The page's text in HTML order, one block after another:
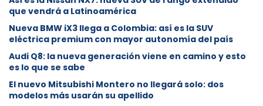
que vendrá a Latinoamérica
Nueva BMW iX3 llega a Colombia: así es la SUV
eléctrica premium con mayor autonomía del país
Audi Q8: la nueva generación viene en camino y esto
es lo que se sabe
⁠El nuevo Mitsubishi Montero no llegará solo: dos
modelos más usarán su apellido